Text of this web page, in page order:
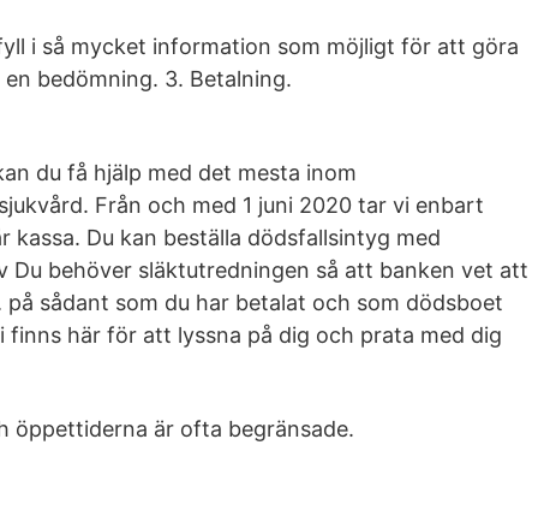
i så mycket information som möjligt för att göra
bedömning. 3. Betalning.
du få hjälp med det mesta inom
Från och med 1 juni 2020 tar vi enbart
Du kan beställa dödsfallsintyg med
Du behöver släktutredningen så att banken vet att
sådant som du har betalat och som dödsboet
här för att lyssna på dig och prata med dig
öppettiderna är ofta begränsade.